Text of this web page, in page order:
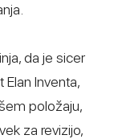
da je sicer
Inventa,
položaju,
za revizijo,